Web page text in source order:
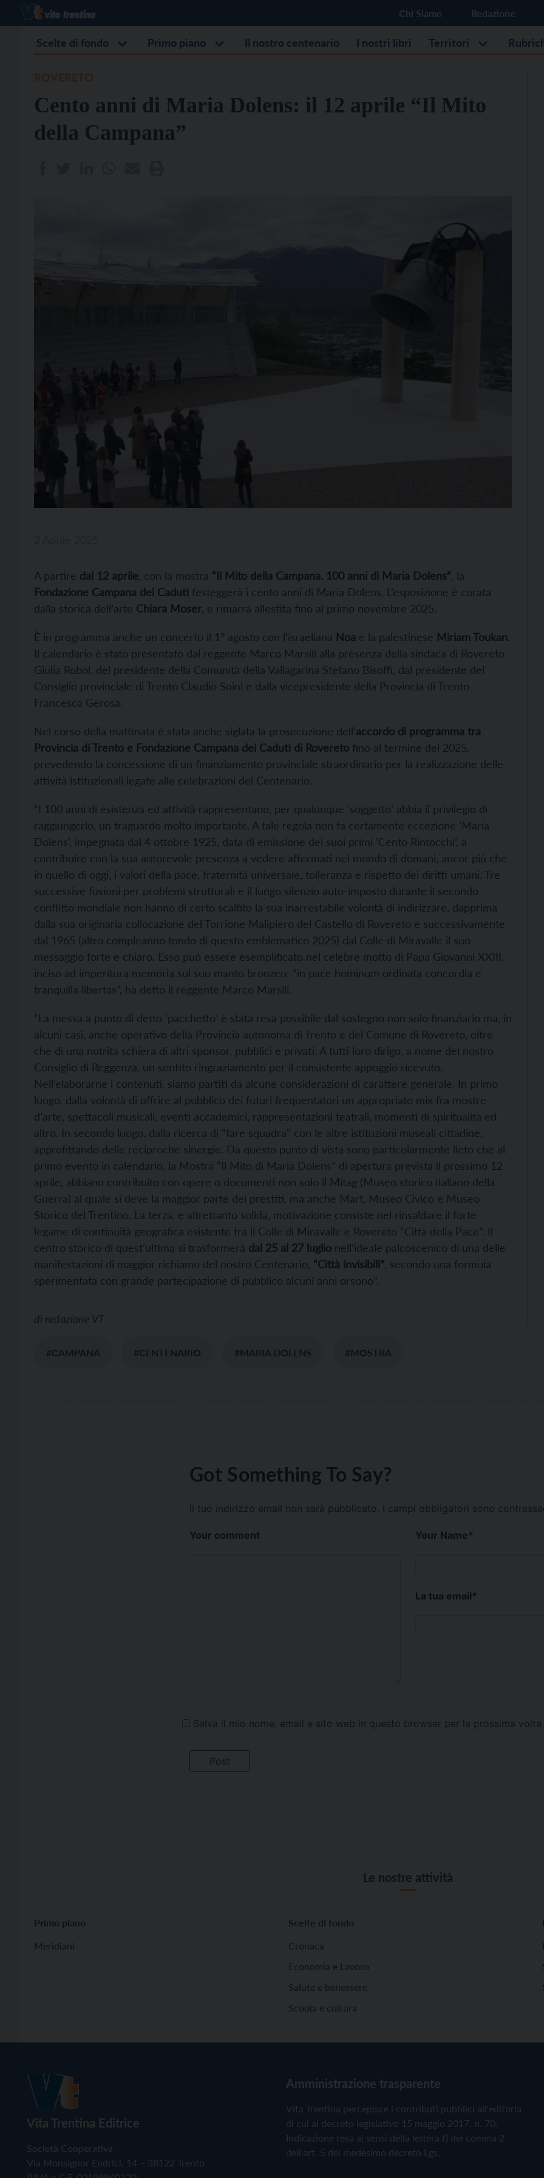
Chi Siamo Redazione
Scelte di fondo Primo piano Il nostro centenario I nostri libri Territori
Cento anni di Maria Dolens: il 12 aprile “Il Mito
della Campana”
A partire dal 12 aprile , con la mostra “Il Mito della Campana. 100 anni di Maria Dolens” , la
Fondazione Campana dei Caduti festeggerà i cento anni di Maria Dolens. L’esposizione è curata
dalla storica dell’arte Chiara Moser , e rimarrà allestita fino al primo novembre 2025.
È in programma anche un concerto il 1° agosto con l’israeliana Noa e la palestinese Miriam Toukan.
Il calendario è stato presentato dal reggente Marco Marsili alla presenza della sindaca di Rovereto
Giulia Robol, del presidente della Comunità della Vallagarina Stefano Bisoffi, dal presidente del
Consiglio provinciale di Trento Claudio Soini e dalla vicepresidente della Provincia di Trento
Francesca Gerosa.
Nel corso della mattinata è stata anche siglata la prosecuzione dell’accordo di programma tra
Provincia di Trento e Fondazione Campana dei Caduti di Rovereto fino al termine del 2025,
prevedendo la concessione di un finanziamento provinciale straordinario per la realizzazione delle
attività istituzionali legate alle celebrazioni del Centenario.
“I 100 anni di esistenza ed attività rappresentano, per qualunque ‘soggetto’ abbia il privilegio di
raggiungerlo, un traguardo molto importante. A tale regola non fa certamente eccezione ‘Maria
Dolens’, impegnata dal 4 ottobre 1925, data di emissione dei suoi primi ‘Cento Rintocchi’, a
contribuire con la sua autorevole presenza a vedere affermati nel mondo di domani, ancor più che
in quello di oggi, i valori della pace, fraternità universale, tolleranza e rispetto dei diritti umani. Tre
successive fusioni per problemi strutturali e il lungo silenzio auto-imposto durante il secondo
conflitto mondiale non hanno di certo scalfito la sua inarrestabile volontà di indirizzare, dapprima
dalla sua originaria collocazione del Torrione Malipiero del Castello di Rovereto e successivamente
dal 1965 (altro compleanno tondo di questo emblematico 2025) dal Colle di Miravalle il suo
messaggio forte e chiaro. Esso può essere esemplificato nel celebre motto di Papa Giovanni XXIII,
inciso ad imperitura memoria sul suo manto bronzeo: “in pace hominum ordinata concordia e
tranquilla libertas”, ha detto il reggente Marco Marsili.
“La messa a punto di detto ‘pacchetto’ è stata resa possibile dal sostegno non solo finanziario ma, in
alcuni casi, anche operativo della Provincia autonoma di Trento e del Comune di Rovereto, oltre
che di una nutrita schiera di altri sponsor, pubblici e privati. A tutti loro dirigo, a nome del nostro
Consiglio di Reggenza, un sentito ringraziamento per il consistente appoggio ricevuto.
Nell’elaborarne i contenuti, siamo partiti da alcune considerazioni di carattere generale. In primo
luogo, dalla volontà di offrire al pubblico dei futuri frequentatori un appropriato mix fra mostre
d’arte, spettacoli musicali, eventi accademici, rappresentazioni teatrali, momenti di spiritualità ed
altro. In secondo luogo, dalla ricerca di “fare squadra” con le altre istituzioni museali cittadine,
approfittando delle reciproche sinergie. Da questo punto di vista sono particolarmente lieto che al
primo evento in calendario, la Mostra “Il Mito di Maria Dolens” di apertura prevista il prossimo 12
aprile, abbiano contribuito con opere o documenti non solo il Mitag (Museo storico italiano della
Guerra) al quale si deve la maggior parte dei prestiti, ma anche Mart, Museo Civico e Museo
Storico del Trentino. La terza, e altrettanto solida, motivazione consiste nel rinsaldare il forte
legame di continuità geografica esistente fra il Colle di Miravalle e Rovereto “Città della Pace”. Il
centro storico di quest’ultima si trasformerà dal 25 al 27 luglio nell’ideale palcoscenico di una delle
manifestazioni di maggior richiamo del nostro Centenario, “Città invisibili” , secondo una formula
sperimentata con grande partecipazione di pubblico alcuni anni orsono”.
di redazione VT
#CAMPANA #CENTENARIO #MARIA DOLENS #MOSTRA
Got Something To Say?
Il tuo indirizzo email non sarà pubblicato. I campi obbligatori sono
Your comment Your Name*
La tua email*
Salva il mio nome, email e sito web in questo browser per la prossima volta
Le nostre attività
Primo piano
Meridiani
Scelte di fondo
Cronaca
Economia e Lavoro
Salute e benessere
Scuola e cultura
Vita Trentina Editrice
Società Cooperativa
Via Monsignor Endrici, 14 – 38122 Trento
Amministrazione trasparente
Vita Trentina percepisce i contributi pubblici all'editoria
di cui al decreto legislativo 15 maggio 2017, n. 70.
Indicazione resa ai sensi della lettera f) del comma 2
dell'art. 5 del medesimo decreto Lgs.